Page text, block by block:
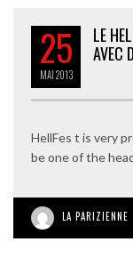
25
MAI2013
LE
AVEC
HellFes t is very
be one of the
LA PARIZIENNE